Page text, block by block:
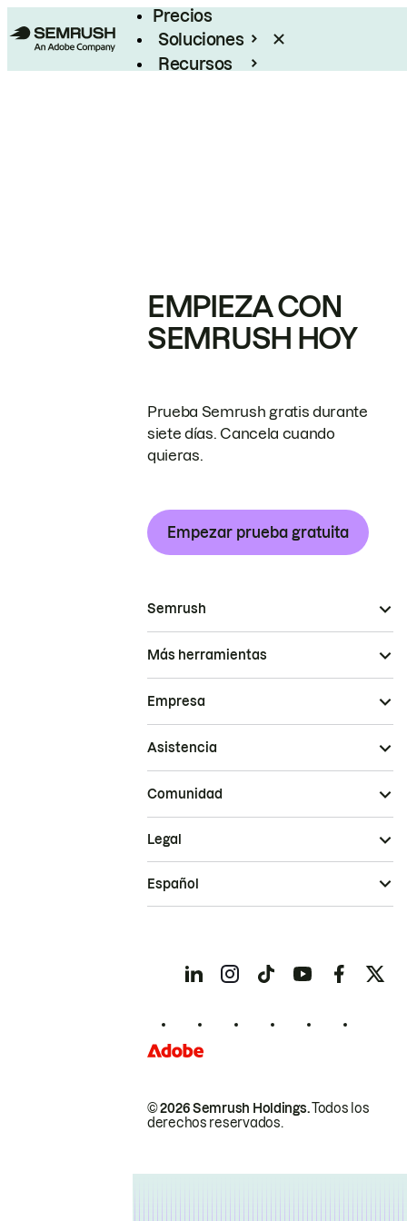
Precios
Soluciones
Recursos
EMPIEZA CON
SEMRUSH HOY
Prueba Semrush gratis durante
siete días. Cancela cuando
quieras.
Empezar prueba gratuita
Semrush
Más herramientas
Empresa
Asistencia
Comunidad
© 2026 Semrush Holdings.Todos los
derechos reservados.
Legal
Español